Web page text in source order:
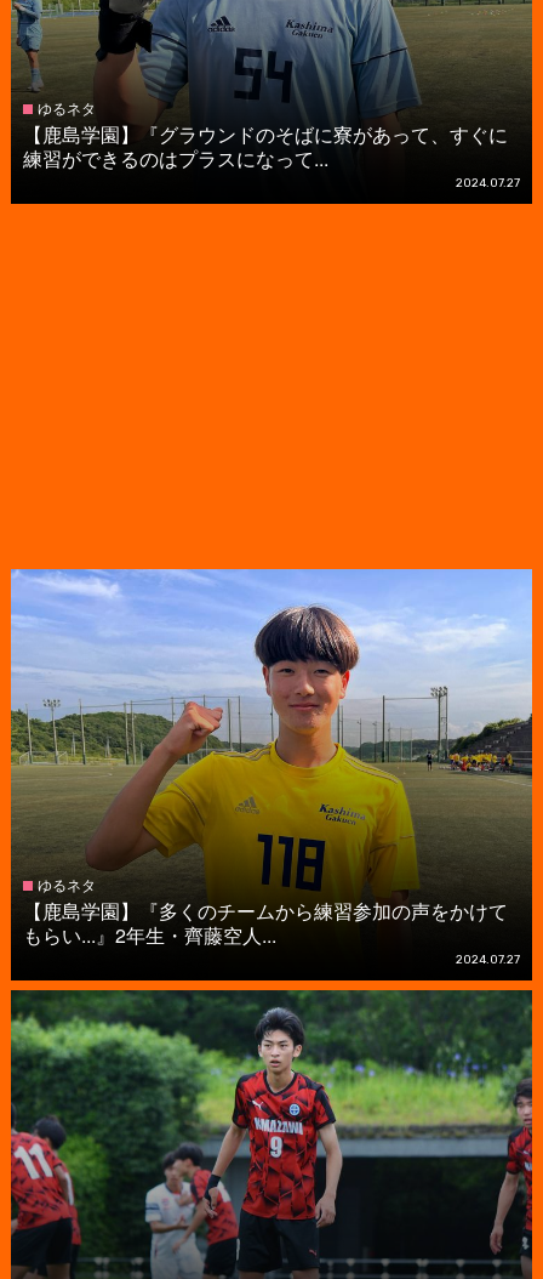
ゆるネタ
【鹿島学園】『グラウンドのそばに寮があって、すぐに
練習ができるのはプラスになって...
2024.07.27
ゆるネタ
【鹿島学園】『多くのチームから練習参加の声をかけて
もらい...』2年生・齊藤空人...
2024.07.27